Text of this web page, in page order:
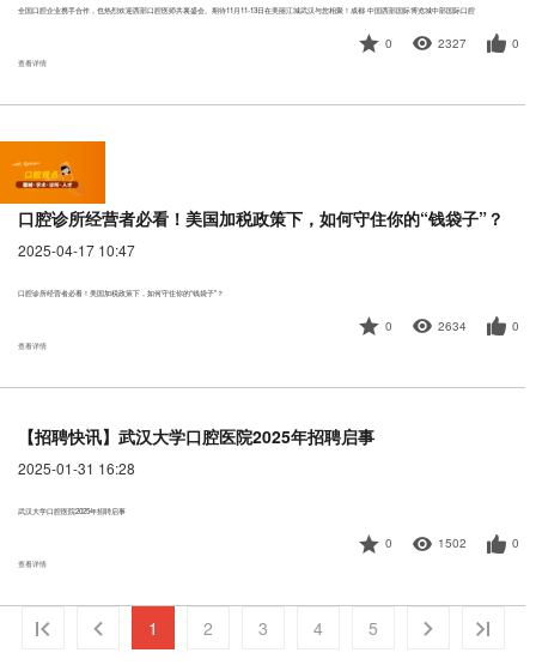
全国口腔企业携手合作，也热烈欢迎西部口腔医师共襄盛会。期待11月11-13日在美丽江城武汉与您相聚！成都·中国西部国际博览城中部国际口腔
0 2327 0
查看详情
口腔诊所经营者必看！美国加税政策下，如何守住你的“钱袋子”？
2025-04-17 10:47
口腔诊所经营者必看！美国加税政策下，如何守住你的“钱袋子”？
0 2634 0
查看详情
【招聘快讯】武汉大学口腔医院2025年招聘启事
2025-01-31 16:28
武汉大学口腔医院2025年招聘启事
0 1502 0
查看详情
1 2 3 4 5